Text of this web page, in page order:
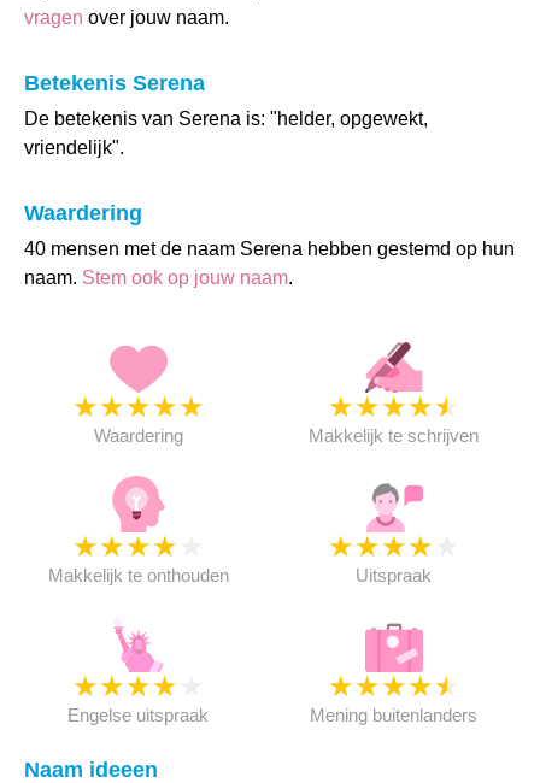
vragen over jouw naam.
Betekenis Serena
De betekenis van Serena is: "helder, opgewekt,
vriendelijk".
Waardering
40 mensen met de naam Serena hebben gestemd op hun
naam. Stem ook op jouw naam.
★★★★★
Waardering
★★★★★
Makkelijk te schrijven
★★★★
Makkelijk te onthouden
★★★★
Uitspraak
★★★★
Engelse uitspraak
★★★★★
Mening buitenlanders
Naam ideeen